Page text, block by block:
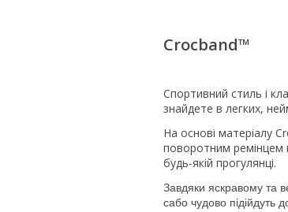
Crocband™
Спортивний стиль і
знайдете в легких,
На основі матеріалу
поворотним ремінцем
будь-якій прогулянці.
Завдяки яскравому та
сабо чудово підійдуть